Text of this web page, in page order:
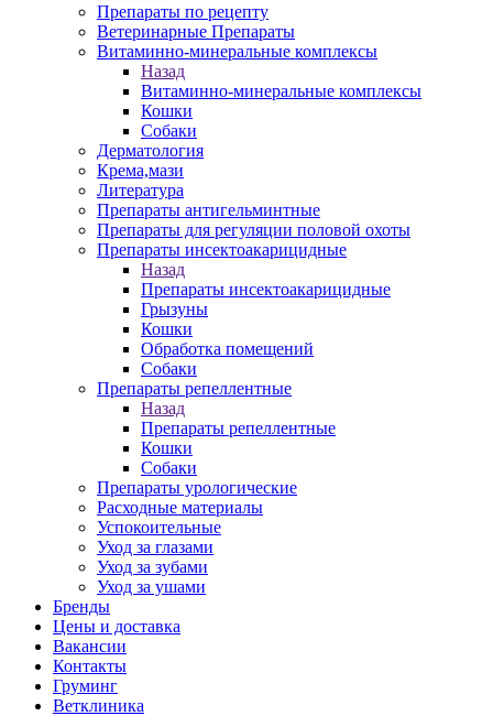
Препараты по рецепту
Ветеринарные Препараты
Витаминно-минеральные комплексы
Назад
Витаминно-минеральные комплексы
Кошки
Собаки
Дерматология
Крема,мази
Литература
Препараты антигельминтные
Препараты для регуляции половой охоты
Препараты инсектоакарицидные
Назад
Препараты инсектоакарицидные
Грызуны
Кошки
Обработка помещений
Собаки
Препараты репеллентные
Назад
Препараты репеллентные
Кошки
Собаки
Препараты урологические
Расходные материалы
Успокоительные
Уход за глазами
Уход за зубами
Уход за ушами
Бренды
Цены и доставка
Вакансии
Контакты
Груминг
Ветклиника